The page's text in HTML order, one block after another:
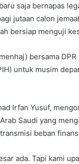
saja bernapas
jutaan calon
bersiap menguji
bersama
untuk musim
Irfan Yusuf,
Saudi yang
beban
ada. Tapi kami